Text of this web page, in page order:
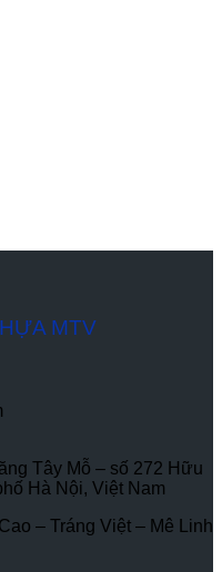
MTV
Tây Mỗ – số 272 Hữu
Hà Nội, Việt Nam
– Tráng Việt – Mê Linh